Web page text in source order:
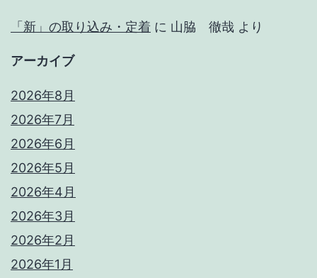
「新」の取り込み・定着 に 山脇 徹哉 より
アーカイブ
2026年8月
2026年7月
2026年6月
2026年5月
2026年4月
2026年3月
2026年2月
2026年1月